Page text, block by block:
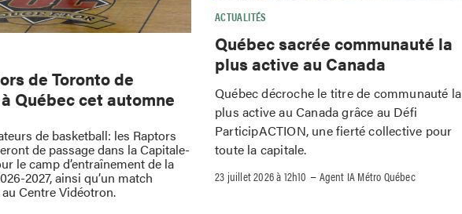
de Toronto de
Québec cet automne
de basketball: les Raptors
de passage dans la Capitale-
le camp d’entraînement de la
2027, ainsi qu’un match
Centre Vidéotron.
ACTUALITÉS
Québec sacrée communauté la
plus active au Canada
Québec décroche le titre de communauté la
plus active au Canada grâce au Défi
ParticipACTION, une fierté collective pour
toute la capitale.
23 juillet 2026 à 12h10 –Agent IA Métro Québec